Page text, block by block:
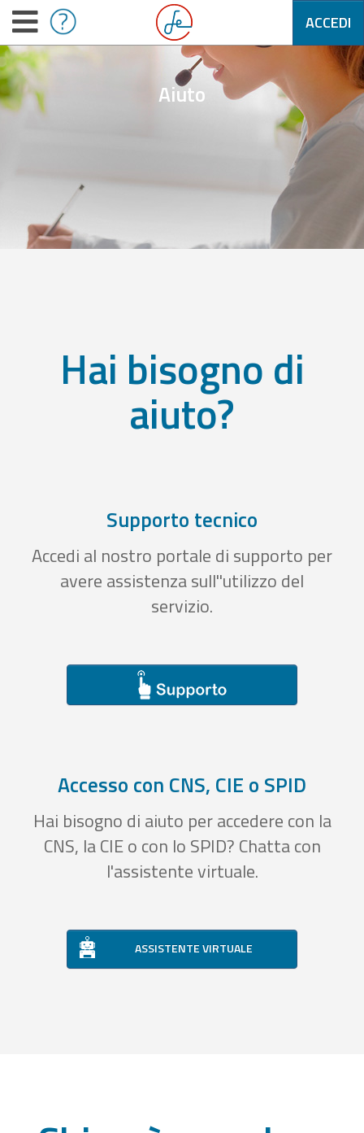
ACCEDI
Aiuto
Hai bisogno di
aiuto?
Supporto tecnico
Accedi al nostro portale di supporto per
avere assistenza sull''utilizzo del
servizio.
Accesso con CNS, CIE o SPID
Hai bisogno di aiuto per accedere con la
CNS, la CIE o con lo SPID? Chatta con
l'assistente virtuale.
ASSISTENTE VIRTUALE